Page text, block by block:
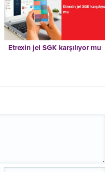
Etrexin jel SGK karşılıyor mu